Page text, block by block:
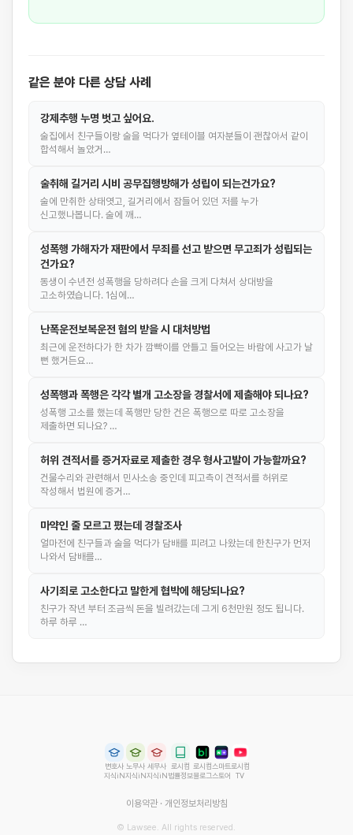
같은 분야 다른 상담 사례
강제추행 누명 벗고 싶어요.
술집에서 친구들이랑 술을 먹다가 옆테이블 여자분들이 괜찮아서 같이
합석해서 놀았거…
술취해 길거리 시비 공무집행방해가 성립이 되는건가요?
술에 만취한 상태엿고, 길거리에서 잠들어 있던 저를 누가
신고했나봅니다. 술에 깨…
성폭행 가해자가 재판에서 무죄를 선고 받으면 무고죄가 성립되는
건가요?
동생이 수년전 성폭행을 당하려다 손을 크게 다쳐서 상대방을
고소하였습니다. 1심에…
난폭운전보복운전 혐의 받을 시 대처방법
최근에 운전하다가 한 차가 깜빡이를 안틀고 들어오는 바람에 사고가 날
뻔 했거든요…
성폭행과 폭행은 각각 별개 고소장을 경찰서에 제출해야 되나요?
성폭행 고소를 했는데 폭행만 당한 건은 폭행으로 따로 고소장을
제출하면 되나요? …
허위 견적서를 증거자료로 제출한 경우 형사고발이 가능할까요?
건물수리와 관련해서 민사소송 중인데 피고측이 견적서를 허위로
작성해서 법원에 증거…
마약인 줄 모르고 폈는데 경찰조사
얼마전에 친구들과 술을 먹다가 담배를 피려고 나왔는데 한친구가 먼저
나와서 담배를…
사기죄로 고소한다고 말한게 협박에 해당되나요?
친구가 작년 부터 조금씩 돈을 빌려갔는데 그게 6천만원 정도 됩니다.
하루 하루 …
변호사
지식iN
노무사
지식iN
세무사
지식iN
로시컴
법률정보
로시컴
블로그
스마트
스토어
로시컴
TV
이용약관· 개인정보처리방침
© Lawsee. All rights reserved.